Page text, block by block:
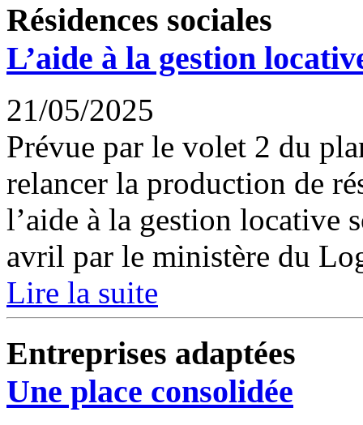
Résidences sociales
L’aide à la gestion
21/05/2025
Prévue par le volet 2 du
relancer la production de
l’aide à la gestion locative
avril par le ministère du
Lire la suite
Entreprises adaptées
Une place consolidée